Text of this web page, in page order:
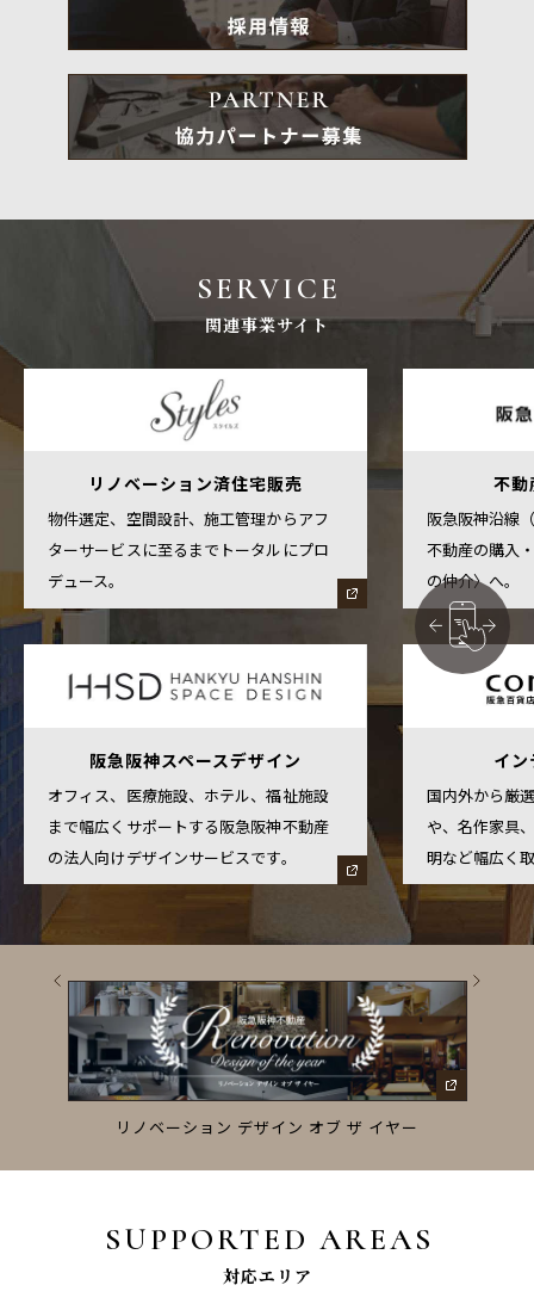
SERVICE
関連事業サイト
リノベーション済住宅販売
物件選定、空間設計、施工管理からアフ
ターサービスに至るまでトータルにプロ
デュース。
不動
阪急阪神沿線
不動産の購入
の仲介〉へ。
阪急阪神スペースデザイン
オフィス、医療施設、ホテル、福祉施設
まで幅広くサポートする阪急阪神不動産
の法人向けデザインサービスです。
イ
国内外から厳
や、名作家具
明など幅広く
リノベーション デザイン オブ ザ イヤー
SUPPORTED AREAS
対応エリア